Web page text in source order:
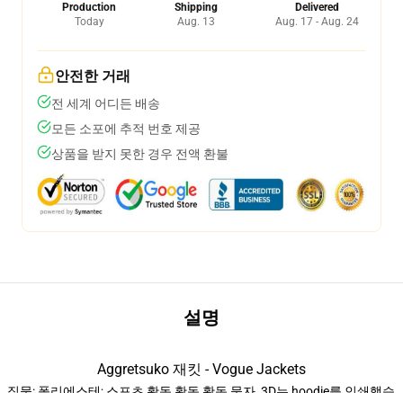
Production
Today
Shipping
Aug. 13
Delivered
Aug. 17 - Aug. 24
안전한 거래
전 세계 어디든 배송
모든 소포에 추적 번호 제공
상품을 받지 못한 경우 전액 환불
설명
Aggretsuko 재킷 - Vogue Jackets